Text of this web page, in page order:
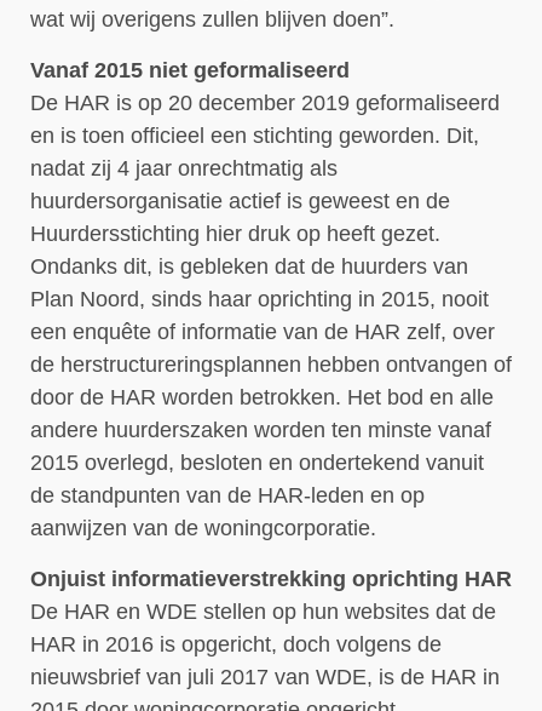
wat wij overigens zullen blijven doen”.
Vanaf 2015 niet geformaliseerd
De HAR is op 20 december 2019 geformaliseerd
en is toen officieel een stichting geworden. Dit,
nadat zij 4 jaar onrechtmatig als
huurdersorganisatie actief is geweest en de
Huurdersstichting hier druk op heeft gezet.
Ondanks dit, is gebleken dat de huurders van
Plan Noord, sinds haar oprichting in 2015, nooit
een enquête of informatie van de HAR zelf, over
de herstructureringsplannen hebben ontvangen of
door de HAR worden betrokken. Het bod en alle
andere huurderszaken worden ten minste vanaf
2015 overlegd, besloten en ondertekend vanuit
de standpunten van de HAR-leden en op
aanwijzen van de woningcorporatie.
Onjuist informatieverstrekking oprichting HAR
De HAR en WDE stellen op hun websites dat de
HAR in 2016 is opgericht, doch volgens de
nieuwsbrief van juli 2017 van WDE, is de HAR in